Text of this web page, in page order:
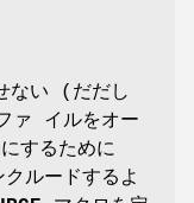
ない (だだし
ァ イルをオー
するために
ルードするよ